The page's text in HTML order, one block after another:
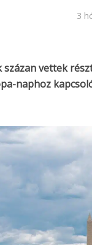
3
vettek
naphoz